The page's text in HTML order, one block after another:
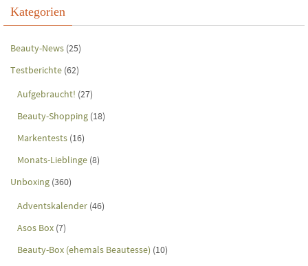
Kategorien
Beauty-News (25)
Testberichte (62)
Aufgebraucht! (27)
Beauty-Shopping (18)
Markentests (16)
Monats-Lieblinge (8)
Unboxing (360)
Adventskalender (46)
Asos Box (7)
Beauty-Box (ehemals Beautesse) (10)